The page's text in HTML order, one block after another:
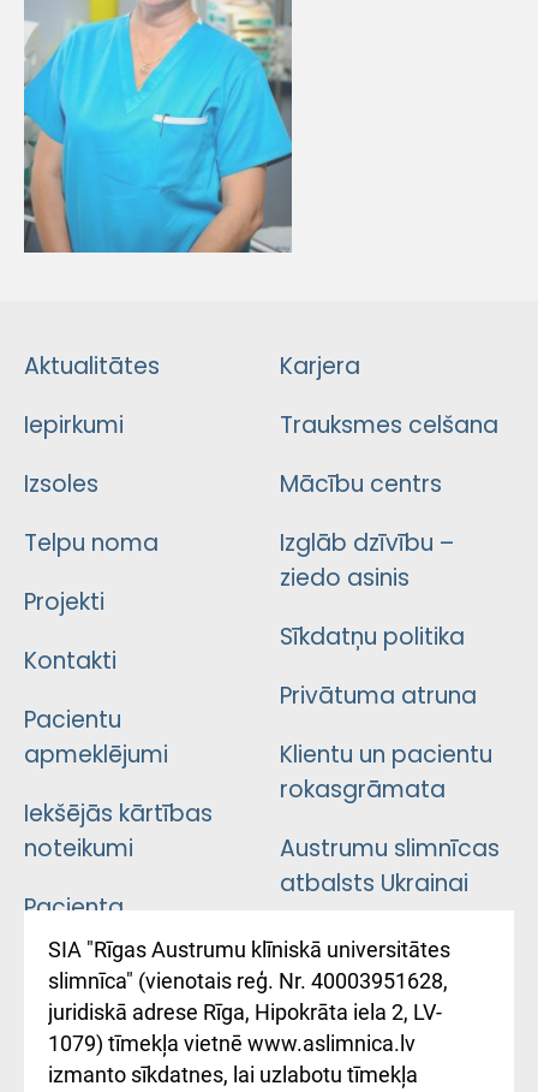
Aktualitātes
Iepirkumi
Izsoles
Telpu noma
Projekti
Kontakti
Pacientu
apmeklējumi
Iekšējās kārtības
noteikumi
Pacienta
atsauksmju/sūdzību
iesniegšanas
kārtība
Kā pie mums nokļūt
Karjera
Trauksmes celšana
Mācību centrs
Izglāb dzīvību –
ziedo asinis
Sīkdatņu politika
Privātuma atruna
Klientu un pacientu
rokasgrāmata
Austrumu slimnīcas
atbalsts Ukrainai
Підтримка Східної
лікарні та співпраця з
Україною
SIA "Rīgas Austrumu klīniskā universitātes
slimnīca" (vienotais reģ. Nr. 40003951628,
juridiskā adrese Rīga, Hipokrāta iela 2, LV-
1079) tīmekļa vietnē www.aslimnica.lv
izmanto sīkdatnes, lai uzlabotu tīmekļa